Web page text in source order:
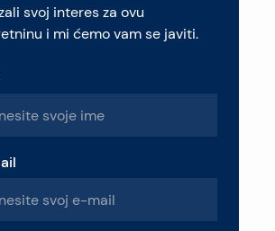
svoj interes za ovu
i mi ćemo vam se javiti.